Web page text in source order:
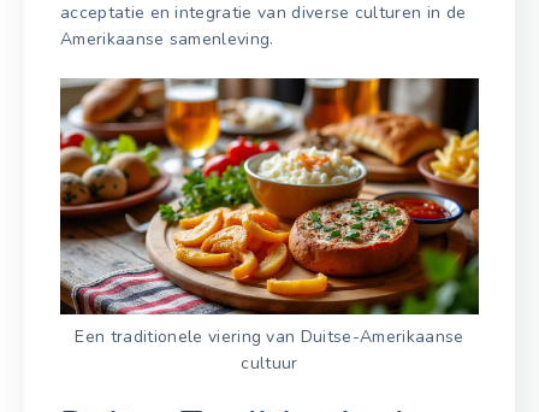
acceptatie en integratie van diverse culturen in de
Amerikaanse samenleving.
Een traditionele viering van Duitse-Amerikaanse
cultuur